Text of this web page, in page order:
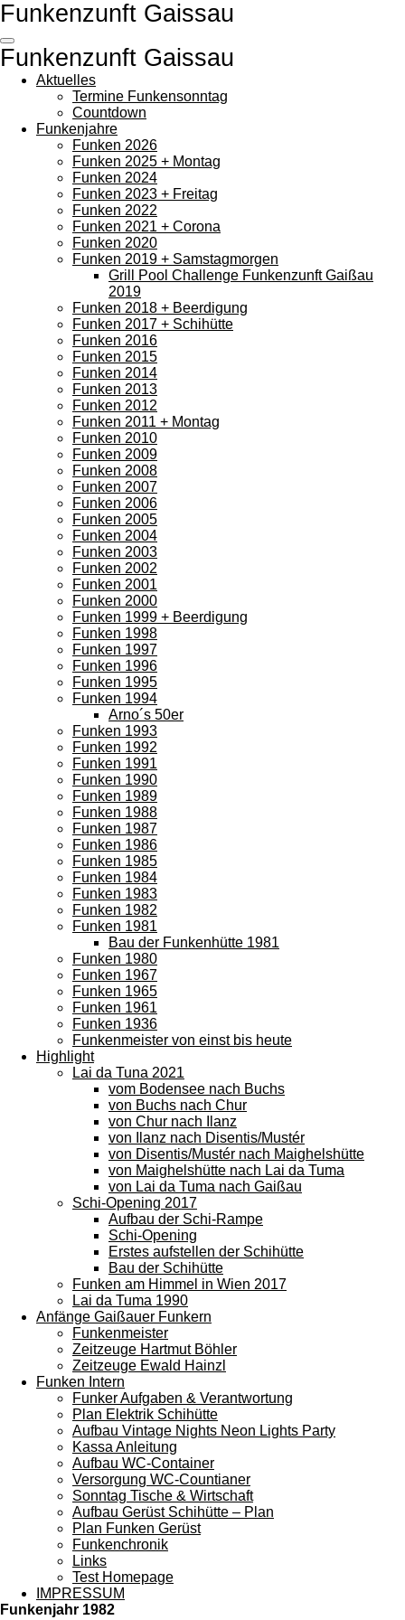
Zum
springen
Funkenzunft Gaissau
Funkenzunft Gaissau
Aktuelles
Termine Funkensonntag
Countdown
Funkenjahre
Funken 2026
Funken 2025 + Montag
Funken 2024
Funken 2023 + Freitag
Funken 2022
Funken 2021 + Corona
Funken 2020
Funken 2019 + Samstagmorgen
Grill Pool Challenge Funkenzunft Gaißau
2019
Funken 2018 + Beerdigung
Funken 2017 + Schihütte
Funken 2016
Funken 2015
Funken 2014
Funken 2013
Funken 2012
Funken 2011 + Montag
Funken 2010
Funken 2009
Funken 2008
Funken 2007
Funken 2006
Funken 2005
Funken 2004
Funken 2003
Funken 2002
Funken 2001
Funken 2000
Funken 1999 + Beerdigung
Funken 1998
Funken 1997
Funken 1996
Funken 1995
Funken 1994
Arno´s 50er
Funken 1993
Funken 1992
Funken 1991
Funken 1990
Funken 1989
Funken 1988
Funken 1987
Funken 1986
Funken 1985
Funken 1984
Funken 1983
Funken 1982
Funken 1981
Bau der Funkenhütte 1981
Funken 1980
Funken 1967
Funken 1965
Funken 1961
Funken 1936
Funkenmeister von einst bis heute
Highlight
Lai da Tuna 2021
vom Bodensee nach Buchs
von Buchs nach Chur
von Chur nach Ilanz
von Ilanz nach Disentis/Mustér
von Disentis/Mustér nach Maighelshütte
von Maighelshütte nach Lai da Tuma
von Lai da Tuma nach Gaißau
Schi-Opening 2017
Aufbau der Schi-Rampe
Schi-Opening
Erstes aufstellen der Schihütte
Bau der Schihütte
Funken am Himmel in Wien 2017
Lai da Tuma 1990
Anfänge Gaißauer Funkern
Funkenmeister
Zeitzeuge Hartmut Böhler
Zeitzeuge Ewald Hainzl
Funken Intern
Funker Aufgaben & Verantwortung
Plan Elektrik Schihütte
Aufbau Vintage Nights Neon Lights Party
Kassa Anleitung
Aufbau WC-Container
Versorgung WC-Countianer
Sonntag Tische & Wirtschaft
Aufbau Gerüst Schihütte – Plan
Plan Funken Gerüst
Funkenchronik
Links
Test Homepage
IMPRESSUM
Funkenjahr 1982